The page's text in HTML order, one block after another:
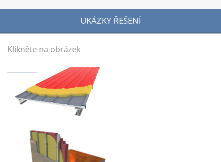
UKÁZKY ŘEŠENÍ
Klikněte na obrázek